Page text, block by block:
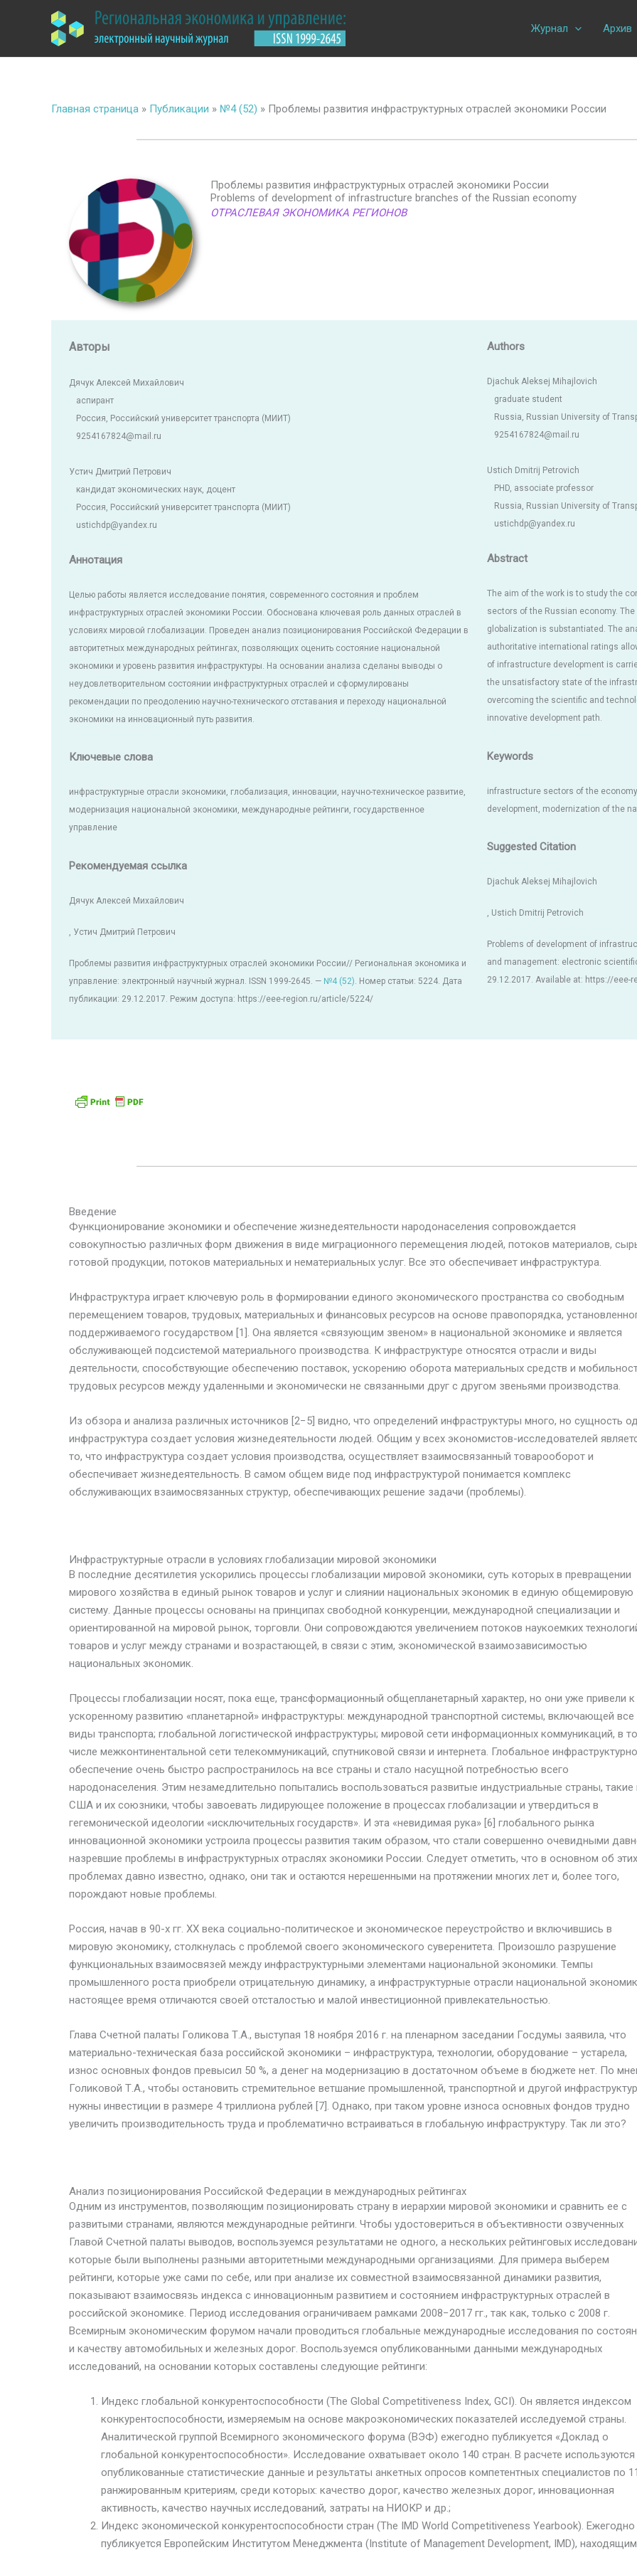
содержимому
Журнал Архив
Главная страница » Публикации » №4 (52) » Проблемы развития инфраструктурных отраслей экономики России
Проблемы развития инфраструктурных отраслей экономики России
Problems of development of infrastructure branches of the Russian economy
ОТРАСЛЕВАЯ ЭКОНОМИКА РЕГИОНОВ
Авторы
Дячук Алексей Михайлович
аспирант
Россия, Российский университет транспорта (МИИТ)
9254167824@mail.ru
Устич Дмитрий Петрович
кандидат экономических наук, доцент
Россия, Российский университет транспорта (МИИТ)
ustichdp@yandex.ru
Аннотация
Целью работы является исследование понятия, современного состояния и проблем
инфраструктурных отраслей экономики России. Обоснована ключевая роль данных отраслей в
условиях мировой глобализации. Проведен анализ позиционирования Российской Федерации в
авторитетных международных рейтингах, позволяющих оценить состояние национальной
экономики и уровень развития инфраструктуры. На основании анализа сделаны выводы о
неудовлетворительном состоянии инфраструктурных отраслей и сформулированы
рекомендации по преодолению научно-технического отставания и переходу национальной
экономики на инновационный путь развития.
Ключевые слова
инфраструктурные отрасли экономики, глобализация, инновации, научно-техническое развитие,
модернизация национальной экономики, международные рейтинги, государственное
управление
Рекомендуемая ссылка
Дячук Алексей Михайлович
, Устич Дмитрий Петрович
Проблемы развития инфраструктурных отраслей экономики России// Региональная экономика и
управление: электронный научный журнал. ISSN 1999-2645. — №4 (52). Номер статьи: 5224. Дата
публикации: 29.12.2017. Режим доступа: https://eee-region.ru/article/5224/
Authors
Djachuk Aleksej Mihajlovich
graduate student
Russia, Russian University of
9254167824@mail.ru
Ustich Dmitrij Petrovich
PHD, associate professor
Russia, Russian University of
ustichdp@yandex.ru
Abstract
The aim of the work is to study the
sectors of the Russian economy.
globalization is substantiated. The
authoritative international ratings
of infrastructure development is
the unsatisfactory state of the
overcoming the scientific and
innovative development path.
Keywords
infrastructure sectors of the
development, modernization of the
Suggested Citation
Djachuk Aleksej Mihajlovich
, Ustich Dmitrij Petrovich
Problems of development of
and management: electronic
29.12.2017. Available at: https://
Введение
Функционирование экономики и обеспечение жизнедеятельности народонаселения сопровождается
совокупностью различных форм движения в виде миграционного перемещения людей, потоков материалов,
готовой продукции, потоков материальных и нематериальных услуг. Все это обеспечивает инфраструктура.
Инфраструктура играет ключевую роль в формировании единого экономического пространства со свободным
перемещением товаров, трудовых, материальных и финансовых ресурсов на основе правопорядка,
поддерживаемого государством [1]. Она является «связующим звеном» в национальной экономике и является
обслуживающей подсистемой материального производства. К инфраструктуре относятся отрасли и виды
деятельности, способствующие обеспечению поставок, ускорению оборота материальных средств и
трудовых ресурсов между удаленными и экономически не связанными друг с другом звеньями производства.
Из обзора и анализа различных источников [2−5] видно, что определений инфраструктуры много, но сущность
инфраструктура создает условия жизнедеятельности людей. Общим у всех экономистов-исследователей
то, что инфраструктура создает условия производства, осуществляет взаимосвязанный товарооборот и
обеспечивает жизнедеятельность. В самом общем виде под инфраструктурой понимается комплекс
обслуживающих взаимосвязанных структур, обеспечивающих решение задачи (проблемы).
Инфраструктурные отрасли в условиях глобализации мировой экономики
В последние десятилетия ускорились процессы глобализации мировой экономики, суть которых в превращении
мирового хозяйства в единый рынок товаров и услуг и слиянии национальных экономик в единую общемировую
систему. Данные процессы основаны на принципах свободной конкуренции, международной специализации и
ориентированной на мировой рынок, торговли. Они сопровождаются увеличением потоков наукоемких
товаров и услуг между странами и возрастающей, в связи с этим, экономической взаимозависимостью
национальных экономик.
Процессы глобализации носят, пока еще, трансформационный общепланетарный характер, но они уже привели к
ускоренному развитию «планетарной» инфраструктуры: международной транспортной системы, включающей все
виды транспорта; глобальной логистической инфраструктуры; мировой сети информационных коммуникаций, в
числе межконтинентальной сети телекоммуникаций, спутниковой связи и интернета. Глобальное
обеспечение очень быстро распространилось на все страны и стало насущной потребностью всего
народонаселения. Этим незамедлительно попытались воспользоваться развитые индустриальные страны, такие
США и их союзники, чтобы завоевать лидирующее положение в процессах глобализации и утвердиться в
гегемонической идеологии «исключительных государств». И эта «невидимая рука» [6] глобального рынка
инновационной экономики устроила процессы развития таким образом, что стали совершенно очевидными
назревшие проблемы в инфраструктурных отраслях экономики России. Следует отметить, что в основном об этих
проблемах давно известно, однако, они так и остаются нерешенными на протяжении многих лет и, более того,
порождают новые проблемы.
Россия, начав в 90-х гг. XX века социально-политическое и экономическое переустройство и включившись в
мировую экономику, столкнулась с проблемой своего экономического суверенитета. Произошло разрушение
функциональных взаимосвязей между инфраструктурными элементами национальной экономики. Темпы
промышленного роста приобрели отрицательную динамику, а инфраструктурные отрасли национальной
настоящее время отличаются своей отсталостью и малой инвестиционной привлекательностью.
Глава Счетной палаты Голикова Т.А., выступая 18 ноября 2016 г. на пленарном заседании Госдумы заявила, что
материально-техническая база российской экономики – инфраструктура, технологии, оборудование – устарела,
износ основных фондов превысил 50 %, а денег на модернизацию в достаточном объеме в бюджете нет. По
Голиковой Т.А., чтобы остановить стремительное ветшание промышленной, транспортной и другой
нужны инвестиции в размере 4 триллиона рублей [7]. Однако, при таком уровне износа основных фондов трудно
увеличить производительность труда и проблематично встраиваться в глобальную инфраструктуру. Так ли это?
Анализ позиционирования Российской Федерации в международных рейтингах
Одним из инструментов, позволяющим позиционировать страну в иерархии мировой экономики и сравнить ее с
развитыми странами, являются международные рейтинги. Чтобы удостовериться в объективности озвученных
Главой Счетной палаты выводов, воспользуемся результатами не одного, а нескольких рейтинговых
которые были выполнены разными авторитетными международными организациями. Для примера выберем
рейтинги, которые уже сами по себе, или при анализе их совместной взаимосвязанной динамики развития,
показывают взаимосвязь индекса с инновационным развитием и состоянием инфраструктурных отраслей в
российской экономике. Период исследования ограничиваем рамками 2008−2017 гг., так как, только с 2008 г.
Всемирным экономическим форумом начали проводиться глобальные международные исследования по
и качеству автомобильных и железных дорог. Воспользуемся опубликованными данными международных
исследований, на основании которых составлены следующие рейтинги:
Индекс глобальной конкурентоспособности (The Global Competitiveness Index, GCI). Он является индексом
конкурентоспособности, измеряемым на основе макроэкономических показателей исследуемой страны.
Аналитической группой Всемирного экономического форума (ВЭФ) ежегодно публикуется «Доклад о
глобальной конкурентоспособности». Исследование охватывает около 140 стран. В расчете используются
опубликованные статистические данные и результаты анкетных опросов компетентных специалистов по
ранжированным критериям, среди которых: качество дорог, качество железных дорог, инновационная
активность, качество научных исследований, затраты на НИОКР и др.;
Индекс экономической конкурентоспособности стран (The IMD World Competitiveness Yearbook). Ежегодно
публикуется Европейским Институтом Менеджмента (Institute of Management Development, IMD),